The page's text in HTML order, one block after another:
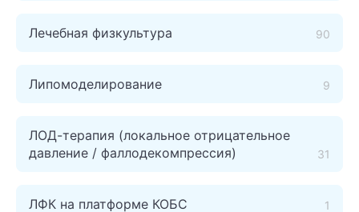
Лечебная физкультура 90
Липомоделирование 9
ЛОД-терапия (локальное отрицательное
давление / фаллодекомпрессия)
31
ЛФК на платформе КОБС 1